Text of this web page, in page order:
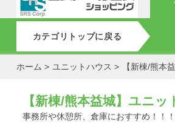
カテゴリトップに戻る
ホーム > ユニットハウス > 【新棟/熊本
【新棟/熊本益城】ユニ
事務所や休憩所、倉庫におすすめ！！！